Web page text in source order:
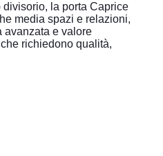
la porta Caprice
media spazi e relazioni,
avanzata e valore
richiedono qualità,